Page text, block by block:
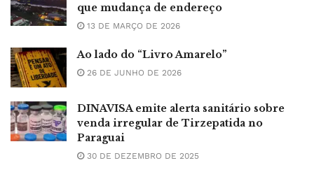
que mudança de endereço
13 DE MARÇO DE 2026
Ao lado do “Livro Amarelo”
26 DE JUNHO DE 2026
DINAVISA emite alerta sanitário sobre
venda irregular de Tirzepatida no
Paraguai
30 DE DEZEMBRO DE 2025